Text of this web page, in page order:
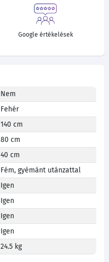
Google értékelések
Nem
Fehér
140 cm
80 cm
40 cm
Fém, gyémánt utánzattal
Igen
Igen
Igen
Igen
24.5 kg